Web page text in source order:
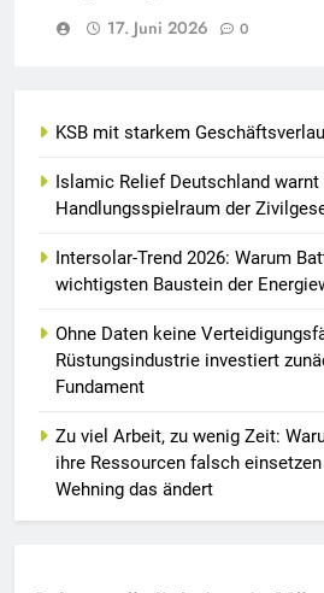
17. Juni 2026
0
KSB mit starkem
Islamic Relief Deutschland
Handlungsspielraum der
Intersolar-Trend 2026: Warum
wichtigsten Baustein der
Ohne Daten keine
Rüstungsindustrie investiert
Fundament
Zu viel Arbeit, zu wenig Zeit:
ihre Ressourcen falsch
Wehning das ändert